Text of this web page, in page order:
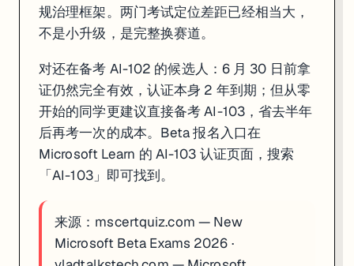
4. Coursera：270+ 完全免费课程（无需绑卡，含评分作业）
Coursera 目前仍维护超过 270 门「Full Course, No Certificate」免费
Coursera Plus 当前有 40% 折扣促销（具体截止日期以官网为准），
三、JR Academy 学员行动建议
Kubernetes 持有者检查自动续期 ：登录 Linux Foundation 账户
数据工程师今天 2 小时任务：直接打开learn.deeplearning.ai
规治理框架。两门考试定位差距已经相当大，
不是小升级，是完整换赛道。
对还在备考 AI-102 的候选人：6 月 30 日前拿
证仍然完全有效，认证本身 2 年到期；但从零
开始的同学更建议直接备考 AI-103，省去半年
后再考一次的成本。Beta 报名入口在
Microsoft Learn 的 AI-103 认证页面，搜索
「AI-103」即可找到。
来源： mscertquiz.com — New
Microsoft Beta Exams 2026 ·